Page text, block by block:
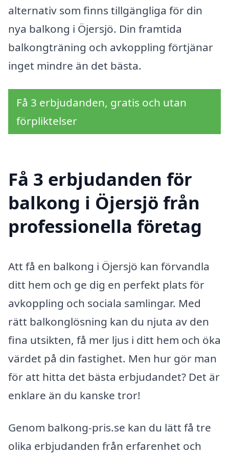
alternativ som finns tillgängliga för din
nya balkong i Öjersjö. Din framtida
balkongträning och avkoppling förtjänar
inget mindre än det bästa.
Få 3 erbjudanden, gratis och utan
förpliktelser
Få 3 erbjudanden för
balkong i Öjersjö från
professionella företag
Att få en balkong i Öjersjö kan förvandla
ditt hem och ge dig en perfekt plats för
avkoppling och sociala samlingar. Med
rätt balkonglösning kan du njuta av den
fina utsikten, få mer ljus i ditt hem och öka
värdet på din fastighet. Men hur gör man
för att hitta det bästa erbjudandet? Det är
enklare än du kanske tror!
Genom balkong-pris.se kan du lätt få tre
olika erbjudanden från erfarenhet och